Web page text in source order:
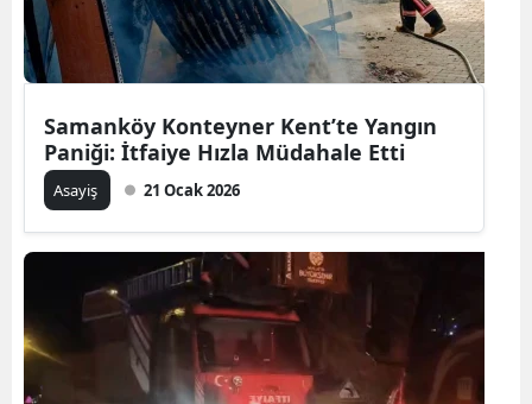
Samanköy Konteyner Kent’te Yangın
Paniği: İtfaiye Hızla Müdahale Etti
Asayiş 21 Ocak 2026